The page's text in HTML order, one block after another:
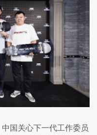
国关心下一代工作委员